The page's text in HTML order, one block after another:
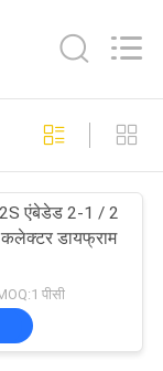
निर्माण
एंबेडेड 2-1 / 2
डायफ्राम
पीसी